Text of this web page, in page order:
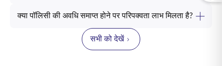
कैलकुलेटर का उपयोग करें।
जिससे आपको और आपके परिवार को आश्वासन मिलता है, ताकि आप अपने
जीवन का भरपूर आनंद उठा सकें।
रोक दिया जाता है या बंद कर दिया जाता है, तो पॉलिसी के तहत आपको पहले
से अर्जित लाभ सुरक्षित रहते हैं।
क्या पॉलिसी की अवधि समाप्त होने पर परिपक्वता लाभ मिलता है?
यदि घोषित हो तो निहित प्रत्यावर्ती बोनस (पॉलिसी अवधि के दौरान अर्जित
बोनस) और यदि कोई टर्मिनल बोनस हो तो वह भी मिलेगा (पॉलिसी समाप्त होने
पर अतिरिक्त बोनस)। हमारे ऑनलाइन टूल का उपयोग करके अपने
सभी को देखें